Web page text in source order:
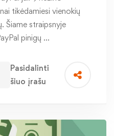
tikėdamiesi vienokių
Šiame straipsnyje
pinigų …
Pasidalinti
šiuo įrašu